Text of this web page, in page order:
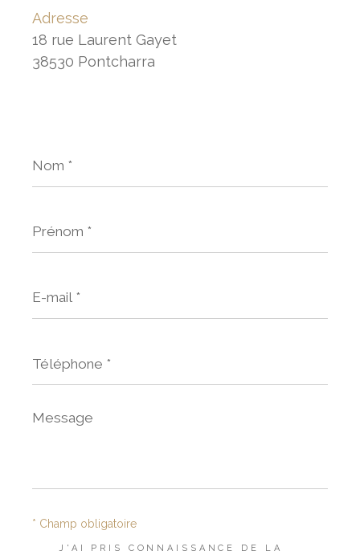
Adresse
18 rue Laurent Gayet
38530 Pontcharra
*
*
mail
*
Message
J'AI PRIS CONNAISSANCE DE LA
* Champ obligatoire